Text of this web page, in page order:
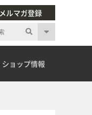
メルマガ登録
ショップ情報